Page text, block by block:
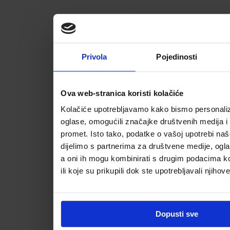
Privola Pojedinosti
Ova web-stranica koristi kolačiće
Kolačiće upotrebljavamo kako bismo
oglase, omogućili značajke društvenih medija i
promet. Isto tako, podatke o vašoj upotrebi
dijelimo s partnerima za društvene medije,
a oni ih mogu kombinirati s drugim podacima
ili koje su prikupili dok ste upotrebljavali
Dopusti sve